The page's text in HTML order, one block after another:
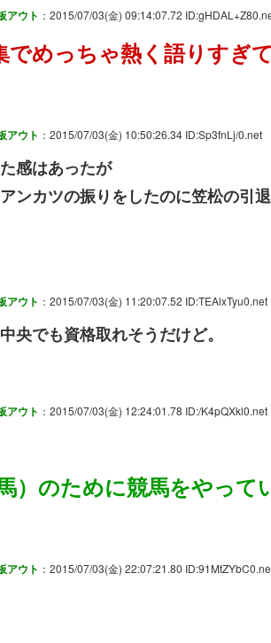
アウト ：2015/07/03(金) 09:14:07.72
でめっちゃ熱く語りすぎ
アウト ：2015/07/03(金) 10:50:26.34 ID:Sp3fnLj/0.net
感はあったが
ンカツの振りをしたのに笠松の引
アウト ：2015/07/03(金) 11:20:07.52 ID:TEAlxTyu0.net
央でも資格取れそうだけど。
アウト ：2015/07/03(金) 12:24:01.78 ID:/K4pQXkl0.net
）のために競馬をやって
アウト ：2015/07/03(金) 22:07:21.80